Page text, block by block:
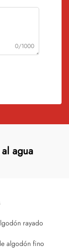
0/1000
agua
rayado
algodón fino